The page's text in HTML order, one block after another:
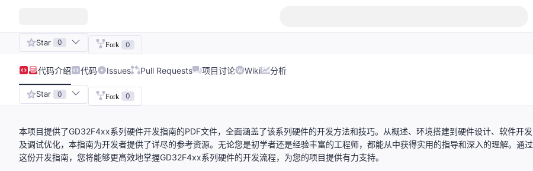
Star 0 Fork 0
代码介绍 代码 Issues Pull Requests 项目讨论 Wiki 分析
Star 0 Fork 0
本项目提供了GD32F4xx系列硬件开发指南的PDF文件，全面涵盖了该系列硬件的开发方法和技巧。从概述、环境搭建到硬件设计、软件开发
及调试优化，本指南为开发者提供了详尽的参考资源。无论您是初学者还是经验丰富的工程师，都能从中获得实用的指导和深入的理解。通过
这份开发指南，您将能够更高效地掌握GD32F4xx系列硬件的开发流程，为您的项目提供有力支持。